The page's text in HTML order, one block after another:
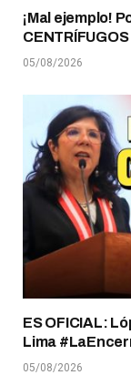
¡Mal ejemplo!
CENTRÍFUGOS
05/08/2026
ES OFICIAL:
Lima
05/08/2026